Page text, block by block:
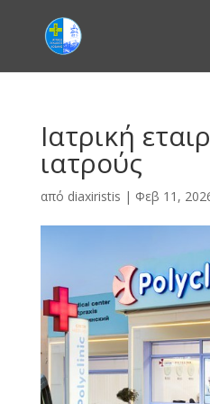
Ιατρική
ιατρούς
από diaxiristis | Φεβ 11,